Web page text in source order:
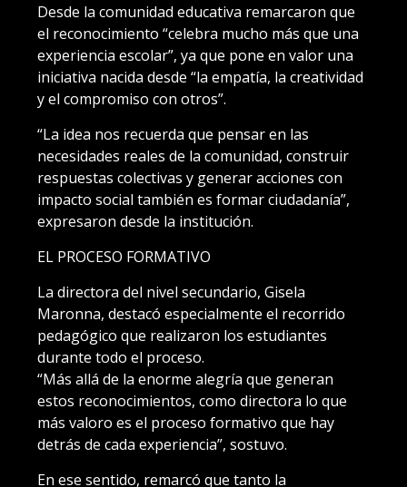
Desde la comunidad educativa remarcaron que
el reconocimiento “celebra mucho más que una
experiencia escolar”, ya que pone en valor una
iniciativa nacida desde “la empatía, la creatividad
y el compromiso con otros”.
“La idea nos recuerda que pensar en las
necesidades reales de la comunidad, construir
respuestas colectivas y generar acciones con
impacto social también es formar ciudadanía”,
expresaron desde la institución.
EL PROCESO FORMATIVO
La directora del nivel secundario, Gisela
Maronna, destacó especialmente el recorrido
pedagógico que realizaron los estudiantes
durante todo el proceso.
“Más allá de la enorme alegría que generan
estos reconocimientos, como directora lo que
más valoro es el proceso formativo que hay
detrás de cada experiencia”, sostuvo.
En ese sentido, remarcó que tanto la